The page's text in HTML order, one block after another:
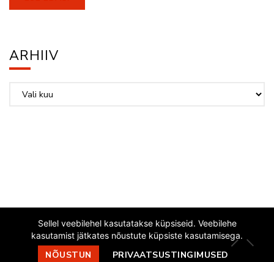
ARHIIV
EESTI JAZZLIIT
Sellel veebilehel kasutatakse küpsiseid. Veebilehe
kasutamist jätkates nõustute küpsiste kasutamisega.
NÕUSTUN PRIVAATSUSTINGIMUSED